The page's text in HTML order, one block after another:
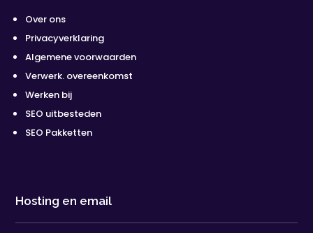
Over ons
Privacyverklaring
Algemene voorwaarden
Verwerk. overeenkomst
Werken bij
SEO uitbesteden
SEO Pakketten
Hosting en email